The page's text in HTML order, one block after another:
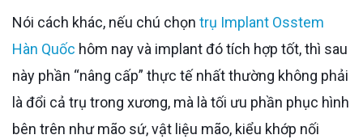
Nói cách khác, nếu chú chọn trụ Implant Osstem
Hàn Quốc hôm nay và implant đó tích hợp tốt, thì sau
này phần “nâng cấp” thực tế nhất thường không phải
là đổi cả trụ trong xương, mà là tối ưu phần phục hình
bên trên như mão sứ, vật liệu mão, kiểu khớp nối